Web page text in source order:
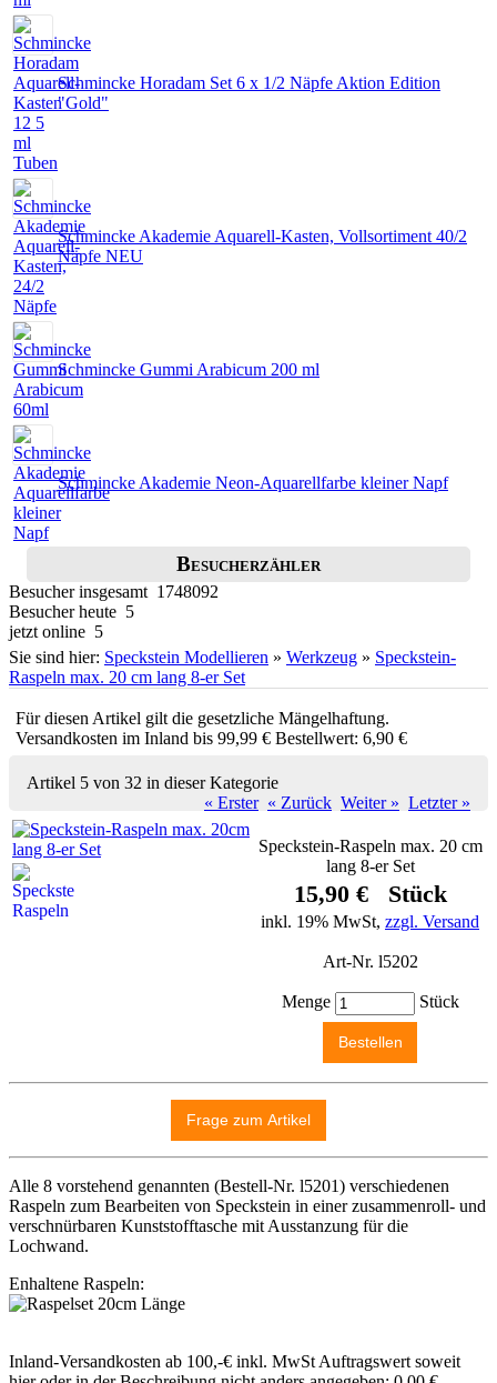
Schmincke Horadam Set 6 x 1/2 Näpfe Aktion Edition
"Gold"
Schmincke Akademie Aquarell-Kasten, Vollsortiment 40/2
Näpfe NEU
Schmincke Gummi Arabicum 200 ml
Schmincke Akademie Neon-Aquarellfarbe kleiner Napf
Besucherzähler
Besucher insgesamt 1748092
Besucher heute 5
jetzt online 5
Sie sind hier: Speckstein Modellieren » Werkzeug » Speckstein-
Raspeln max. 20 cm lang 8-er Set
Für diesen Artikel gilt die gesetzliche Mängelhaftung.
Versandkosten im Inland bis 99,99 € Bestellwert: 6,90 €
Artikel 5 von 32 in dieser Kategorie
« Erster « Zurück Weiter » Letzter »
Speckstein-Raspeln max. 20 cm
lang 8-er Set
15,90 € Stück
inkl. 19% MwSt, zzgl. Versand
Art-Nr. l5202
Menge Stück
Alle 8 vorstehend genannten (Bestell-Nr. l5201) verschiedenen
Raspeln zum Bearbeiten von Speckstein in einer zusammenroll- und
verschnürbaren Kunststofftasche mit Ausstanzung für die
Lochwand.
Enhaltene Raspeln:
Inland-Versandkosten ab 100,-€ inkl. MwSt Auftragswert soweit